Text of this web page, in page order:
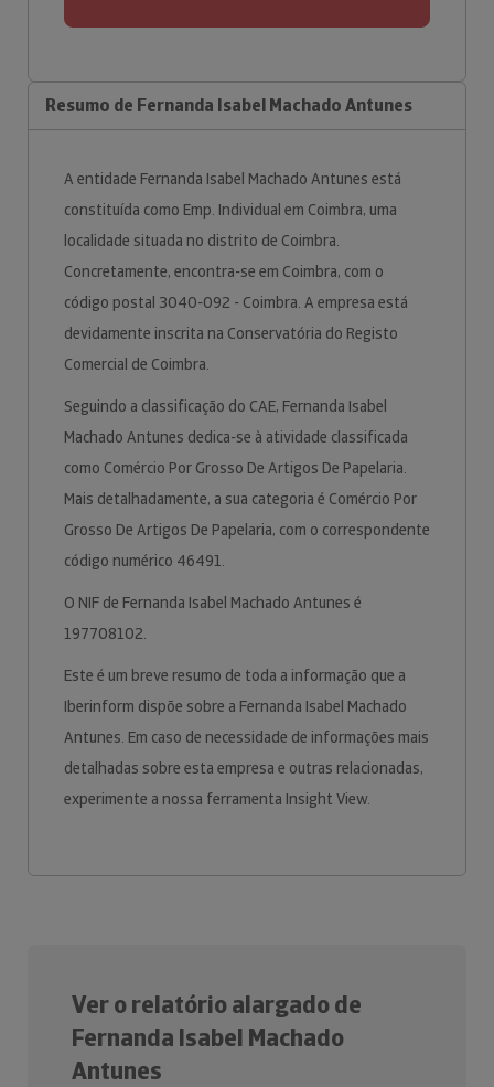
Resumo de Fernanda Isabel Machado Antunes
A entidade Fernanda Isabel Machado Antunes está
constituída como Emp. Individual em Coimbra, uma
localidade situada no distrito de Coimbra.
Concretamente, encontra-se em Coimbra, com o
código postal 3040-092 - Coimbra. A empresa está
devidamente inscrita na Conservatória do Registo
Comercial de Coimbra.
Seguindo a classificação do CAE, Fernanda Isabel
Machado Antunes dedica-se à atividade classificada
como Comércio Por Grosso De Artigos De Papelaria.
Mais detalhadamente, a sua categoria é Comércio Por
Grosso De Artigos De Papelaria, com o correspondente
código numérico 46491.
O NIF de Fernanda Isabel Machado Antunes é
197708102.
Este é um breve resumo de toda a informação que a
Iberinform dispõe sobre a Fernanda Isabel Machado
Antunes. Em caso de necessidade de informações mais
detalhadas sobre esta empresa e outras relacionadas,
experimente a nossa ferramenta Insight View.
Ver o relatório alargado de
Fernanda Isabel Machado
Antunes